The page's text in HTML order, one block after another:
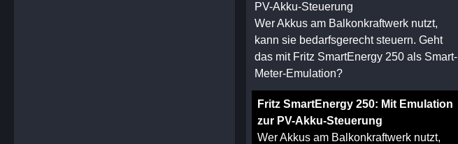
PV-Akku-Steuerung
Wer Akkus am Balkonkraftwerk nutzt,
kann sie bedarfsgerecht steuern. Geht
das mit Fritz SmartEnergy 250 als Smart-
Meter-Emulation?
Fritz SmartEnergy 250: Mit Emulation
zur PV-Akku-Steuerung
Wer Akkus am Balkonkraftwerk nutzt,